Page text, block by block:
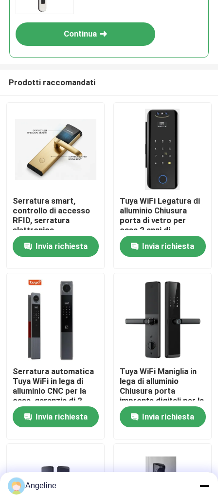
Casa.
Prodotti
Su di noi
Visita alla fabbrica
Controllo della qualità
Notizie
Casi
Download
Continua
Prodotti raccomandati
Serratura smart,
controllo di accesso
RFID, serratura
elettronica
Invia richiesta
Tuya WiFi Legatura di
alluminio Chiusura
porta di vetro per
casa 2 anni di
garanzia,E-186-3D
Invia richiesta
Serratura automatica
Tuya WiFi in lega di
alluminio CNC per la
casa, garanzia di 2
anni, E-739
Invia richiesta
Tuya WiFi Maniglia in
lega di alluminio
Chiusura porta
impronte digitali per la
casa 2 anni di
garanzia,E-599
Invia richiesta
Angeline